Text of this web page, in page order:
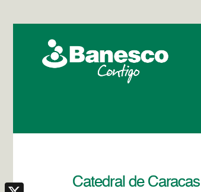
Catedral de Caracas